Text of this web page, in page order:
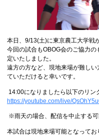
本日、9/13(土)に東京農工大学戦
今回の試合もOBOG会のご協力
定いたしました。
遠方の方など、現地来場が難し
ていただけると幸いです。
14:00になりましたら以下のリン
https://youtube.com/live/
※雨天の場合、配信を中止する
本試合は現地来場可能となって